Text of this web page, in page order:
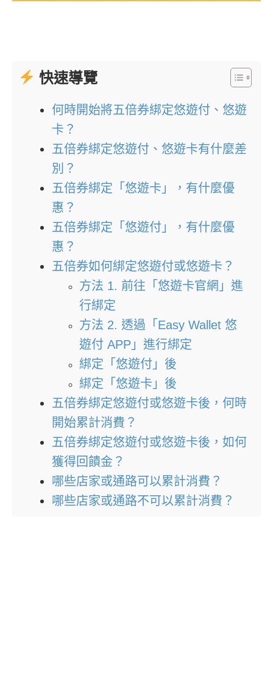
快速導覽
何時開始將五倍券綁定悠遊付、悠遊
卡？
五倍券綁定悠遊付、悠遊卡有什麼差
別？
五倍券綁定「悠遊卡」，有什麼優
惠？
五倍券綁定「悠遊付」，有什麼優
惠？
五倍券如何綁定悠遊付或悠遊卡？
方法 1. 前往「悠遊卡官網」進
行綁定
方法 2. 透過「Easy Wallet 悠
遊付 APP」進行綁定
綁定「悠遊付」後
綁定「悠遊卡」後
五倍券綁定悠遊付或悠遊卡後，何時
開始累計消費？
五倍券綁定悠遊付或悠遊卡後，如何
獲得回饋金？
哪些店家或通路可以累計消費？
哪些店家或通路不可以累計消費？